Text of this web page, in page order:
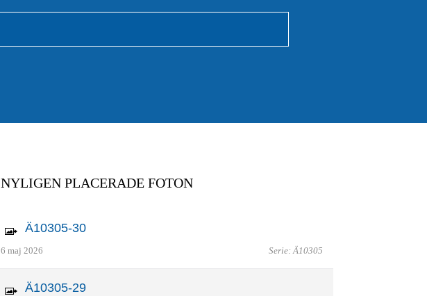
NYLIGEN PLACERADE FOTON
Ä10305-30
6 maj 2026 Serie: Ä10305
Ä10305-29